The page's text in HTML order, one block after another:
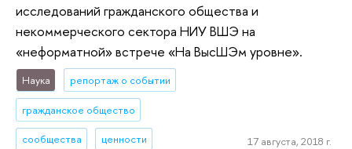
исследований гражданского общества и
некоммерческого сектора НИУ ВШЭ на
«неформатной» встрече «На ВысШЭм уровне».
Наука репортаж о событии
гражданское общество
сообщества ценности 17 августа, 2018 г.